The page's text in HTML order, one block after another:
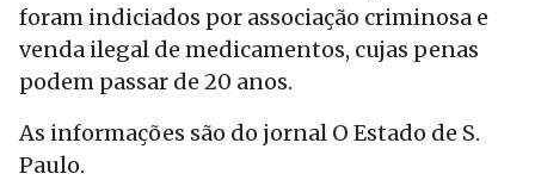
foram indiciados por associação criminosa e
venda ilegal de medicamentos, cujas penas
podem passar de 20 anos.
As informações são do jornal O Estado de S.
Paulo.